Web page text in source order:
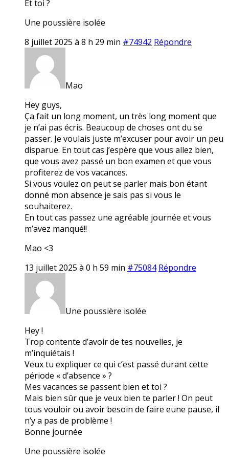
Et toi ?
Une poussière isolée
8 juillet 2025 à 8 h 29 min #74942 Répondre
Mao
Hey guys,
Ça fait un long moment, un très long moment que
je n’ai pas écris. Beaucoup de choses ont du se
passer. Je voulais juste m’excuser pour avoir un peu
disparue. En tout cas j’espère que vous allez bien,
que vous avez passé un bon examen et que vous
profiterez de vos vacances.
Si vous voulez on peut se parler mais bon étant
donné mon absence je sais pas si vous le
souhaiterez.
En tout cas passez une agréable journée et vous
m’avez manqué!!
Mao <3
13 juillet 2025 à 0 h 59 min #75084 Répondre
Une poussière isolée
Hey !
Trop contente d’avoir de tes nouvelles, je
m’inquiétais !
Veux tu expliquer ce qui c’est passé durant cette
période « d’absence » ?
Mes vacances se passent bien et toi ?
Mais bien sûr que je veux bien te parler ! On peut
tous vouloir ou avoir besoin de faire eune pause, il
n’y a pas de problème !
Bonne journée
Une poussière isolée